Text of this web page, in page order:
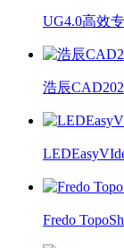
UG4.0高效
浩辰
Fredo